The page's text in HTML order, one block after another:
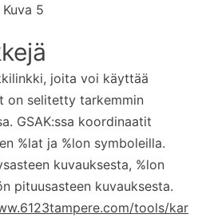
Kuva 5
joita voi käyttää
on selitetty tarkemmin
GSAK:ssa koordinaatit
%lat ja %lon symboleilla.
kuvauksesta, %lon
pituusasteen kuvauksesta.
tools/kar